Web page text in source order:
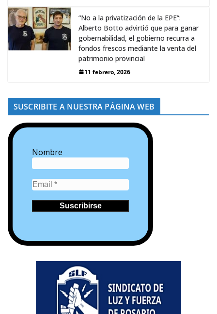
“No a la privatización de la EPE”:
Alberto Botto advirtió que para ganar
gobernabilidad, el gobierno recurra a
fondos frescos mediante la venta del
patrimonio provincial
11 febrero, 2026
SUSCRIBITE A NUESTRA PÁGINA WEB
Nombre